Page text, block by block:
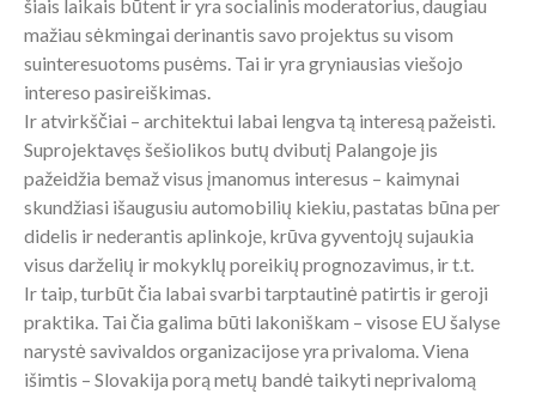
šiais laikais būtent ir yra socialinis moderatorius, daugiau
mažiau sėkmingai derinantis savo projektus su visom
suinteresuotoms pusėms. Tai ir yra gryniausias viešojo
intereso pasireiškimas.
Ir atvirkščiai – architektui labai lengva tą interesą pažeisti.
Suprojektavęs šešiolikos butų dvibutį Palangoje jis
pažeidžia bemaž visus įmanomus interesus – kaimynai
skundžiasi išaugusiu automobilių kiekiu, pastatas būna per
didelis ir nederantis aplinkoje, krūva gyventojų sujaukia
visus darželių ir mokyklų poreikių prognozavimus, ir t.t.
Ir taip, turbūt čia labai svarbi tarptautinė patirtis ir geroji
praktika. Tai čia galima būti lakoniškam – visose EU šalyse
narystė savivaldos organizacijose yra privaloma. Viena
išimtis – Slovakija porą metų bandė taikyti neprivalomą